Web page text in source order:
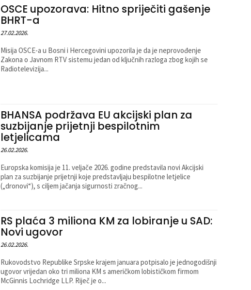
OSCE upozorava: Hitno spriječiti gašenje
BHRT-a
27.02.2026.
Misija OSCE-a u Bosni i Hercegovini upozorila je da je neprovođenje
Zakona o Javnom RTV sistemu jedan od ključnih razloga zbog kojih se
Radiotelevizija...
BHANSA podržava EU akcijski plan za
suzbijanje prijetnji bespilotnim
letjelicama
26.02.2026.
Europska komisija je 11. veljače 2026. godine predstavila novi Akcijski
plan za suzbijanje prijetnji koje predstavljaju bespilotne letjelice
(„dronovi“), s ciljem jačanja sigurnosti zračnog...
RS plaća 3 miliona KM za lobiranje u SAD:
Novi ugovor
26.02.2026.
Rukovodstvo Republike Srpske krajem januara potpisalo je jednogodišnji
ugovor vrijedan oko tri miliona KM s američkom lobističkom firmom
McGinnis Lochridge LLP. Riječ je o...